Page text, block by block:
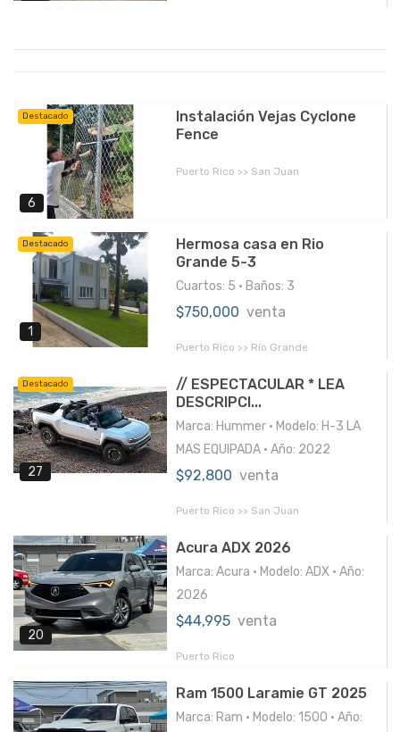
Destacado
6
Instalación Vejas Cyclone
Fence
Puerto Rico >> San Juan
Destacado
1
Hermosa casa en Rio
Grande 5-3
Cuartos: 5 • Baños: 3
$750,000 venta
Puerto Rico >> Río Grande
Destacado
27
// ESPECTACULAR * LEA
DESCRIPCI...
Marca: Hummer • Modelo: H-3 LA
MAS EQUIPADA • Año: 2022
$92,800 venta
Puerto Rico >> San Juan
20
Acura ADX 2026
Marca: Acura • Modelo: ADX • Año:
2026
$44,995 venta
Puerto Rico
Ram 1500 Laramie GT 2025
Marca: Ram • Modelo: 1500 • Año: